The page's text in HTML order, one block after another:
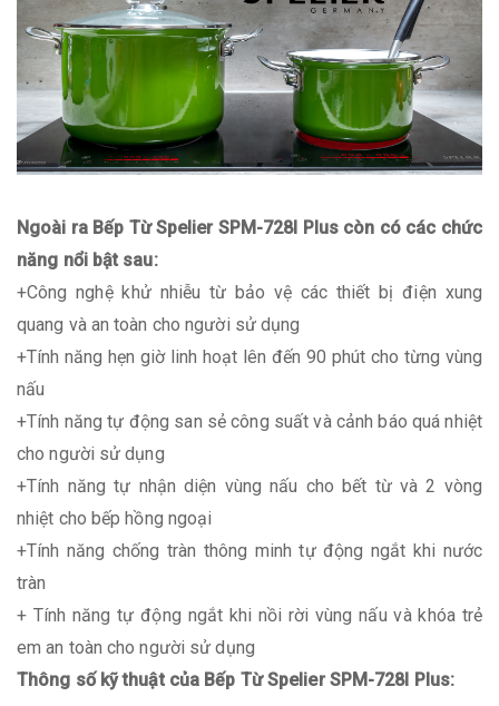
Ngoài ra Bếp Từ Spelier SPM-728I Plus còn có các chức
năng nổi bật sau:
+Công nghệ khử nhiễu từ bảo vệ các thiết bị điện xung
quang và an toàn cho người sử dụng
+Tính năng hẹn giờ linh hoạt lên đến 90 phút cho từng vùng
nấu
+Tính năng tự động san sẻ công suất và cảnh báo quá nhiệt
cho người sử dụng
+Tính năng tự nhận diện vùng nấu cho bết từ và 2 vòng
nhiệt cho bếp hồng ngoại
+Tính năng chống tràn thông minh tự động ngắt khi nước
tràn
+ Tính năng tự động ngắt khi nồi rời vùng nấu và khóa trẻ
em an toàn cho người sử dụng
Thông số kỹ thuật của Bếp Từ Spelier SPM-728I Plus: